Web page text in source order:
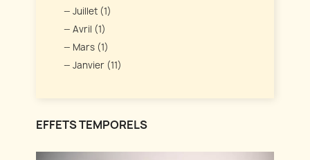
Juillet (1)
Avril (1)
Mars (1)
Janvier (11)
EFFETS TEMPORELS